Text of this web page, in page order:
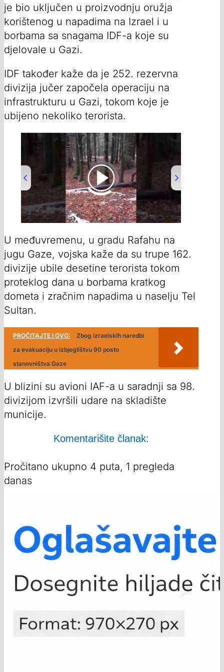
je bio uključen u proizvodnju oružja
korištenog u napadima na Izrael i u
borbama sa snagama IDF-a koje su
djelovale u Gazi.
IDF također kaže da je 252. rezervna
divizija jučer započela operaciju na
infrastrukturu u Gazi, tokom koje je
ubijeno nekoliko terorista.
00:00/00:19
U međuvremenu, u gradu Rafahu na
jugu Gaze, vojska kaže da su trupe 162.
divizije ubile desetine terorista tokom
proteklog dana u borbama kratkog
dometa i zračnim napadima u naselju Tel
Sultan.
PROČITAJTE I OVO:
Zbog izraelskih naredbi
za evakuaciju u izbjeglištvu 90 posto
stanovništva Gaze
U blizini su avioni IAF-a u saradnji sa 98.
divizijom izvršili udare na skladište
municije.
Komentarišite članak:
Pročitano ukupno 4 puta, 1 pregleda
danas